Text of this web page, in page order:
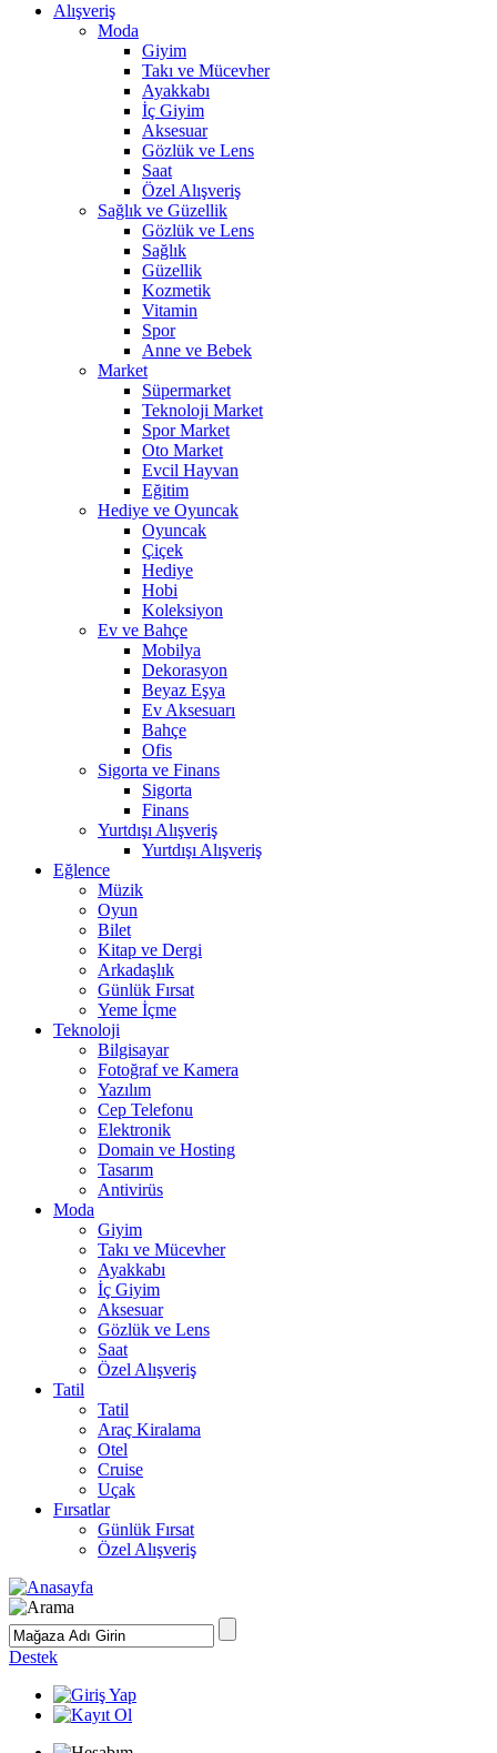
Alışveriş
Moda
Giyim
Takı ve Mücevher
Ayakkabı
İç Giyim
Aksesuar
Gözlük ve Lens
Saat
Özel Alışveriş
Sağlık ve Güzellik
Gözlük ve Lens
Sağlık
Güzellik
Kozmetik
Vitamin
Spor
Anne ve Bebek
Market
Süpermarket
Teknoloji Market
Spor Market
Oto Market
Evcil Hayvan
Eğitim
Hediye ve Oyuncak
Oyuncak
Çiçek
Hediye
Hobi
Koleksiyon
Ev ve Bahçe
Mobilya
Dekorasyon
Beyaz Eşya
Ev Aksesuarı
Bahçe
Ofis
Sigorta ve Finans
Sigorta
Finans
Yurtdışı Alışveriş
Yurtdışı Alışveriş
Eğlence
Müzik
Oyun
Bilet
Kitap ve Dergi
Arkadaşlık
Günlük Fırsat
Yeme İçme
Teknoloji
Bilgisayar
Fotoğraf ve Kamera
Yazılım
Cep Telefonu
Elektronik
Domain ve Hosting
Tasarım
Antivirüs
Moda
Giyim
Takı ve Mücevher
Ayakkabı
İç Giyim
Aksesuar
Gözlük ve Lens
Saat
Özel Alışveriş
Tatil
Tatil
Araç Kiralama
Otel
Cruise
Uçak
Fırsatlar
Günlük Fırsat
Özel Alışveriş
Destek